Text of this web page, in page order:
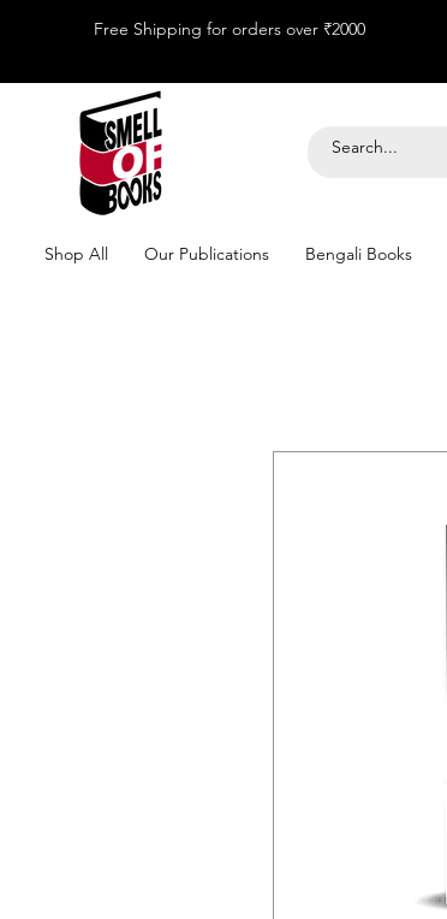
Free Shipping for orders over ₹2000
Shop All Our Publications Bengali Books